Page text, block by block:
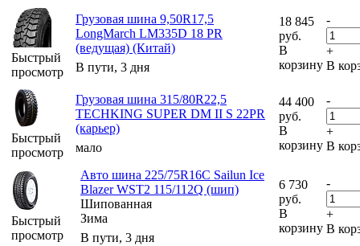
Быстрый
просмотр
Грузовая шина 9,50R17,5
LongMarch LM335D 18 PR
(ведущая) (Китай)
В пути, 3 дня
18 845
руб.
В
корзину
-
+
В
Быстрый
просмотр
Грузовая шина 315/80R22,5
TECHKING SUPER DM II S 22PR
(карьер)
мало
44 400
руб.
В
корзину
-
+
В
Быстрый
просмотр
Авто шина 225/75R16C Sailun Ice
Blazer WST2 115/112Q (шип)
Шипованная
Зима
В пути, 3 дня
6 730
руб.
В
корзину
-
+
В